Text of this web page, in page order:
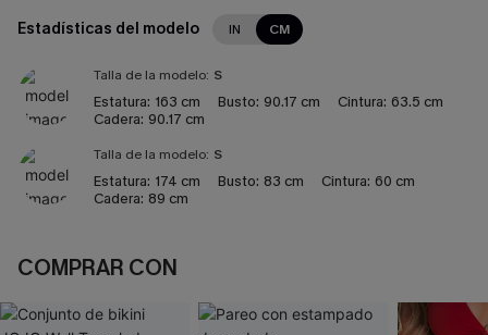
Estadísticas del modelo IN CM
Talla de la modelo: S
Estatura: 163 cm Busto: 90.17 cm Cintura: 63.5 cm
Cadera: 90.17 cm
Talla de la modelo: S
Estatura: 174 cm Busto: 83 cm Cintura: 60 cm
Cadera: 89 cm
COMPRAR CON